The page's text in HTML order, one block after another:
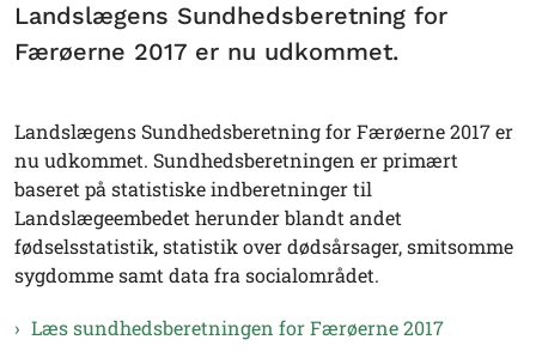
Landslægens Sundhedsberetning for
Færøerne 2017 er nu udkommet.
Landslægens Sundhedsberetning for Færøerne 2017 er
nu udkommet. Sundhedsberetningen er primært
baseret på statistiske indberetninger til
Landslægeembedet herunder blandt andet
fødselsstatistik, statistik over dødsårsager, smitsomme
sygdomme samt data fra socialområdet.
Læs sundhedsberetningen for Færøerne 2017